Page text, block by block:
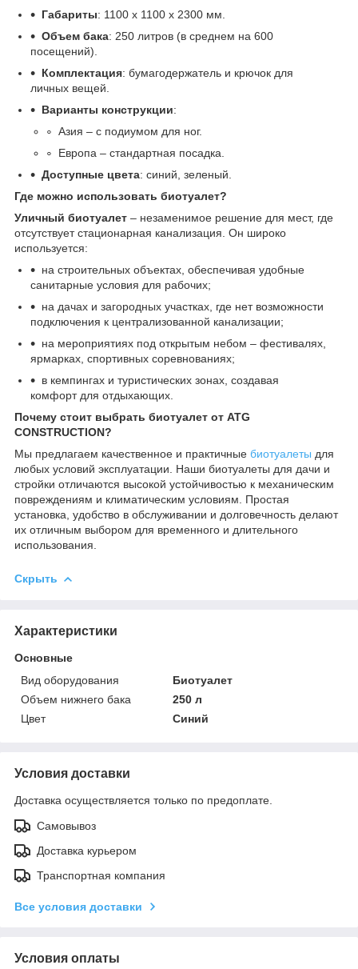
Габариты: 1100 х 1100 х 2300 мм.
Объем бака: 250 литров (в среднем на 600
посещений).
Комплектация: бумагодержатель и крючок для
личных вещей.
Варианты конструкции:
Азия – с подиумом для ног.
Европа – стандартная посадка.
Доступные цвета: синий, зеленый.
Где можно использовать биотуалет?
Уличный биотуалет – незаменимое решение для мест, где
отсутствует стационарная канализация. Он широко
используется:
на строительных объектах, обеспечивая удобные
санитарные условия для рабочих;
на дачах и загородных участках, где нет возможности
подключения к централизованной канализации;
на мероприятиях под открытым небом – фестивалях,
ярмарках, спортивных соревнованиях;
в кемпингах и туристических зонах, создавая
комфорт для отдыхающих.
Почему стоит выбрать биотуалет от ATG
CONSTRUCTION?
Мы предлагаем качественное и практичные биотуалеты для
любых условий эксплуатации. Наши биотуалеты для дачи и
стройки отличаются высокой устойчивостью к механическим
повреждениям и климатическим условиям. Простая
установка, удобство в обслуживании и долговечность делают
их отличным выбором для временного и длительного
использования.
Скрыть
Характеристики
Основные
Вид оборудования
Биотуалет
Объем нижнего бака
250 л
Цвет
Синий
Условия доставки
Доставка осуществляется только по предоплате.
Самовывоз
Доставка курьером
Транспортная компания
Все условия доставки
Условия оплаты